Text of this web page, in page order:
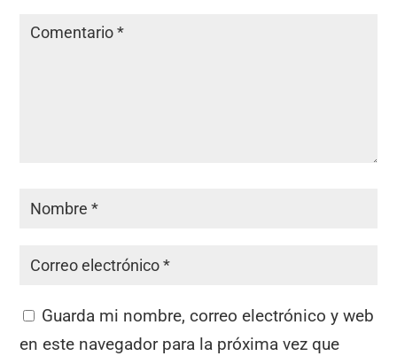
Guarda mi nombre, correo electrónico y web
en este navegador para la próxima vez que